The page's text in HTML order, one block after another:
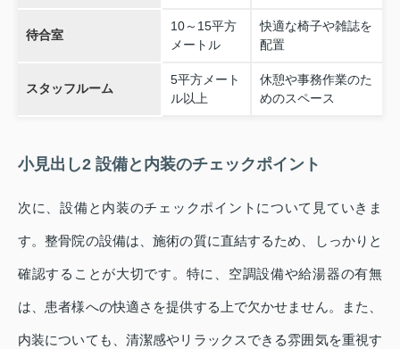
待合室
10～15平方
メートル
快適な椅子や雑誌を
配置
スタッフルーム
5平方メート
ル以上
休憩や事務作業のた
めのスペース
小見出し2 設備と内装のチェックポイント
次に、設備と内装のチェックポイントについて見ていきま
す。整骨院の設備は、施術の質に直結するため、しっかりと
確認することが大切です。特に、空調設備や給湯器の有無
は、患者様への快適さを提供する上で欠かせません。また、
内装についても、清潔感やリラックスできる雰囲気を重視す